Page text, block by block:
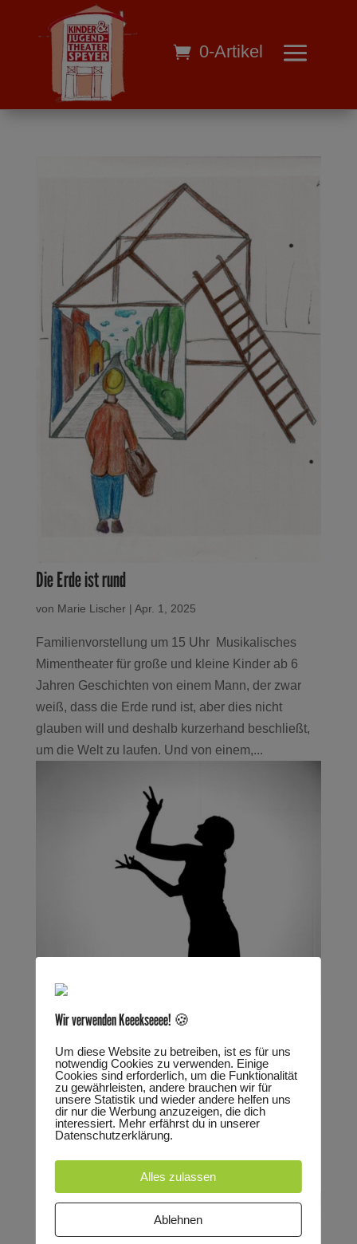
0-Artikel
Die Erde ist rund
von Marie Lischer| Apr. 1, 2025
Familienvorstellung um 15 Uhr Musikalisches
Mimentheater für große und kleine Kinder ab 6
Jahren Geschichten von einem Mann, der zwar
weiß, dass die Erde rund ist, aber dies nicht
glauben will und deshalb kurzerhand beschließt,
um die Welt zu laufen. Und von einem,...
DIE DUFTSAMMLERIN
15 Uhr – Ausverkauft! Theaterstück von Sabine
Zieser für alle ab 6 Jahren Großmutter hat immer
zu mir gesagt: Tishina, wenn du etwas wirklich
riechen willst, steck deine Nase hinein und du
wirst es riechen. Und das habe ich getan!
Stundenlang steckte die Nase im...
Wir verwenden Keeekseeee! 🍪
Um diese Website zu betreiben, ist es für uns
notwendig Cookies zu verwenden. Einige
Cookies sind erforderlich, um die Funktionalität
zu gewährleisten, andere brauchen wir für
unsere Statistik und wieder andere helfen uns
dir nur die Werbung anzuzeigen, die dich
interessiert. Mehr erfährst du in unserer
Datenschutzerklärung.
Alles zulassen
Ablehnen